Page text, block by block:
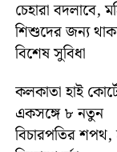
চেহারা বদলাবে,
শিশুদের জন্য
বিশেষ সুবিধা
কলকাতা হাই
একসঙ্গে ৮ নতুন
বিচারপতির